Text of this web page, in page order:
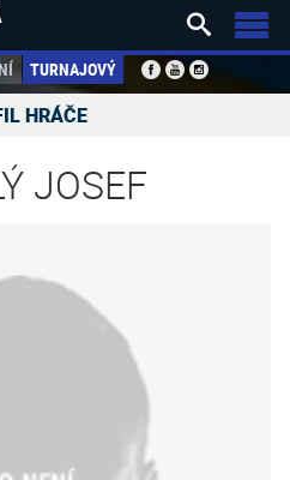
TURNAJOVÝ
 
HRÁČE
JOSEF